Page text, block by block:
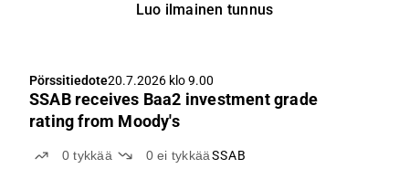
Luo ilmainen tunnus
Pörssitiedote20.7.2026 klo 9.00
SSAB receives Baa2 investment grade
rating from Moody's
0tykkää 0ei tykkääSSAB